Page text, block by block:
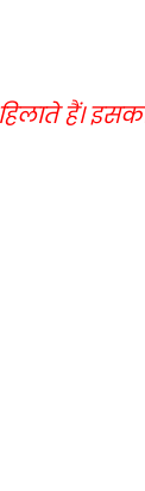
हैं।